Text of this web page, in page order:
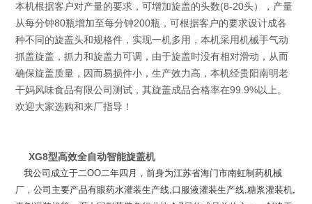
本机根据客户对产量的要求，可增加旋盖的头数(8-20头），产量
从每分钟80瓶增加至每分钟200瓶，可根据客户的要求设计成各
种不同的旋盖头和规格件，实现一机多用，本机采用机械手气动
抓盖旋盖，抓力和旋盖力可调，由于旋盖时没有相对滑动，从而
确保旋盖质量，因而易损件小，生产效力高，本机经贵阳南明老
干妈风味食品有限公司测试，其旋盖成品合格率在99.9%以上。
欢迎大家选购和来厂指导！
XG8型高效全自动智能旋盖机
我公司成立于二OO二年四月，前身为江苏省海门市南虹制药机械
厂，公司主要产品有眼药水灌装生产线,口服液灌装生产线,糖浆灌装机,